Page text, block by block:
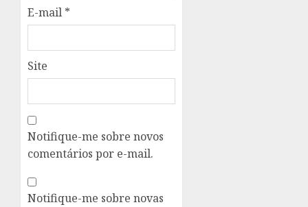
E-mail *
Site
Notifique-me sobre novos
comentários por e-mail.
Notifique-me sobre novas